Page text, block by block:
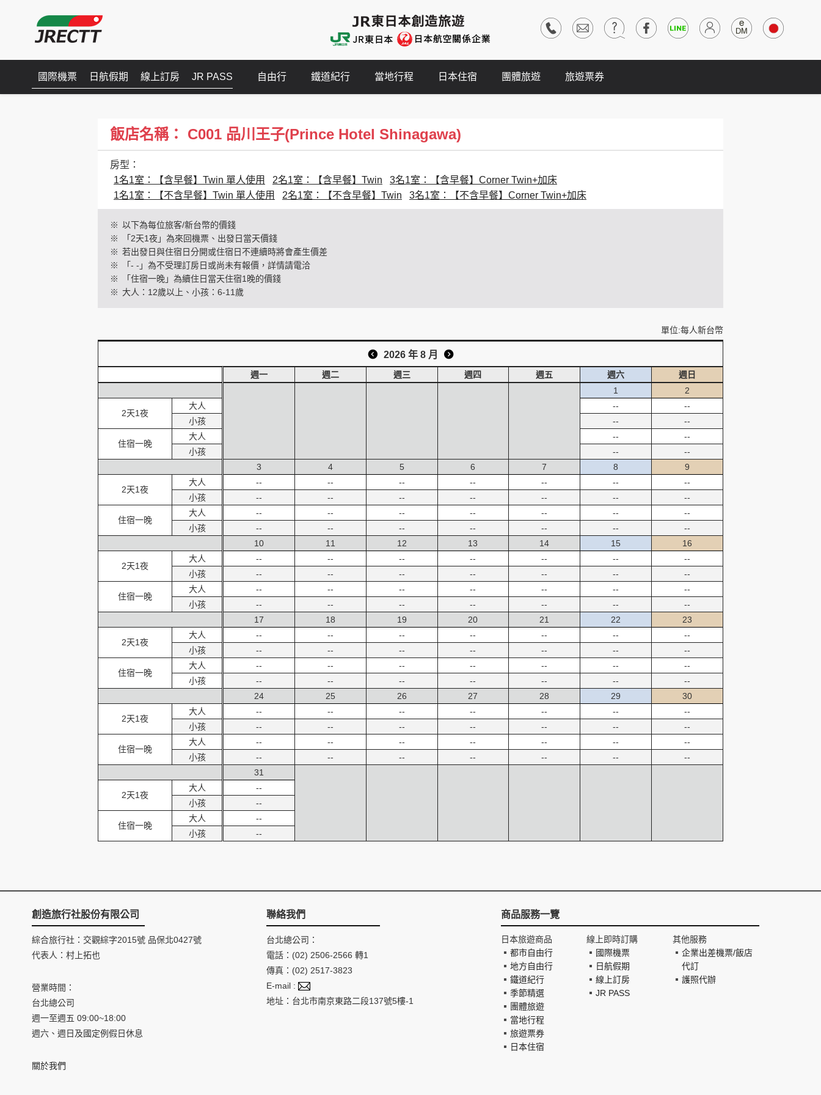
國際機票 日航假期 線上訂房 JR PASS 自由行 鐵道紀行 當地行程 日本住宿 團體旅遊 旅遊票券
飯店名稱： C001 品川王子(Prince Hotel Shinagawa)
房型：
1名1室：【含早餐】Twin 單人使用
2名1室：【含早餐】Twin
3名1室：【含早餐】Corner Twin+加床
1名1室：【不含早餐】Twin 單人使用
2名1室：【不含早餐】Twin 3名1室：【不含早餐】Corner Twin+加床
※ 以下為每位旅客/新台幣的價錢
※
「2天1夜」為來回機票、出發日當天價錢
※ 若出發日與住宿日分開或住宿日不連續時將會產生價差
※
「- -」為不受理訂房日或尚未有報價，詳情請電洽
※
「住宿一晚」為續住日當天住宿1晚的價錢
※ 大人：12歲以上、小孩：6-11歲
單位:每人新台幣
2026 年 8 月
2天1夜
大人
小孩
住宿一晚
大人
小孩
2天1夜
大人
小孩
住宿一晚
大人
小孩
2天1夜
大人
小孩
住宿一晚
大人
小孩
2天1夜
大人
小孩
住宿一晚
大人
小孩
2天1夜
大人
小孩
住宿一晚
大人
小孩
2天1夜
大人
小孩
住宿一晚
大人
小孩
週一 週二 週三 週四 週五 週六
週日
1
--
--
--
--
2
--
--
--
--
3
--
--
--
--
4
--
--
--
--
5
--
--
--
--
6
--
--
--
--
7
--
--
--
--
8
--
--
--
--
9
--
--
--
--
10
--
--
--
--
11
--
--
--
--
12
--
--
--
--
13
--
--
--
--
14
--
--
--
--
15
--
--
--
--
16
--
--
--
--
17
--
--
--
--
18
--
--
--
--
19
--
--
--
--
20
--
--
--
--
21
--
--
--
--
22
--
--
--
--
23
--
--
--
--
24
--
--
--
--
25
--
--
--
--
26
--
--
--
--
27
--
--
--
--
28
--
--
--
--
29
--
--
--
--
30
--
--
--
--
31
--
--
--
--
創造旅行社股份有限公司
綜合旅行社：交觀綜字2015號 品保北0427號
代表人：村上拓也
營業時間：
台北總公司
週一至週五 09:00~18:00
週六、週日及國定例假日休息
關於我們
聯絡我們
台北總公司：
電話：(02) 2506-2566 轉1
傳真：(02) 2517-3823
E-mail :
地址：台北市南京東路二段137號5樓-1
商品服務一覽
日本旅遊商品
都市自由行
地方自由行
鐵道紀行
季節精選
團體旅遊
當地行程
旅遊票券
日本住宿
線上即時訂購
國際機票
日航假期
線上訂房
JR PASS
其他服務
企業出差機票/飯店
代訂
護照代辦